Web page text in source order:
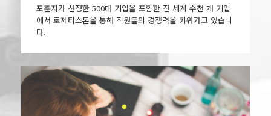
포춘지가 선정한 500대 기업을 포함한 전 세계 수천 개 기업
에서 로제타스톤을 통해 직원들의 경쟁력을 키워가고 있습니
다.